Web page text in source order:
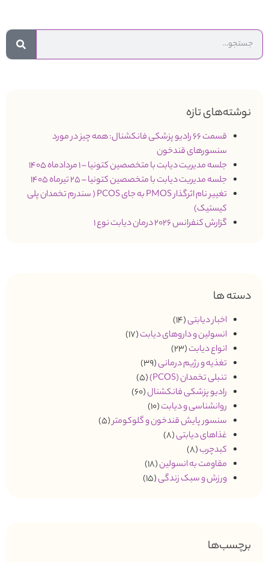
نوشته‌های تازه
قسمت 66 رادیو پزشکی فانکشنال: همه چیز در مورد
سنسورهای قندخون
جلسه مدیریت دیابت با متخصصین کتونیا – 1 مردادماه 1405
جلسه مدیریت دیابت با متخصصین کتونیا – 25 تیرماه 1405
تغییر نام اثرگذار PMOS به جای PCOS ( سندرم تخمدان پلی
کیستیک)
گزارش کنفرانس 2026 درمان دیابت نوع 1
دسته ها
اخبار دیابتی(14)
انسولین و داروهای دیابت(17)
انواع دیابت(23)
تغذیه و رژیم درمانی(39)
تنبلی تخمدان (PCOS)
(5)
رادیو پزشکی فانکشنال(60)
روانشناسی و دیابت(10)
سنسور پایش قندخون و گلوکومتر(5)
غذاهای دیابتی(8)
کبدچرب(8)
مقاومت به انسولین(18)
ورزش و سبک زندگی(15)
برچسب‌ها